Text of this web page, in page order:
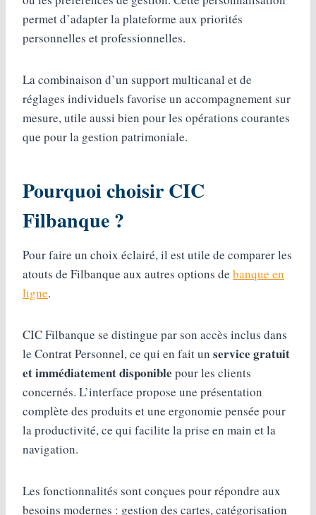
permet d’adapter la plateforme aux priorités
personnelles et professionnelles.
La combinaison d’un support multicanal et de
réglages individuels favorise un accompagnement sur
mesure, utile aussi bien pour les opérations courantes
que pour la gestion patrimoniale.
Pourquoi choisir CIC
Filbanque ?
Pour faire un choix éclairé, il est utile de comparer les
atouts de Filbanque aux autres options de banque en
ligne.
CIC Filbanque se distingue par son accès inclus dans
le Contrat Personnel, ce qui en fait un service gratuit
et immédiatement disponible pour les clients
concernés. L’interface propose une présentation
complète des produits et une ergonomie pensée pour
la productivité, ce qui facilite la prise en main et la
navigation.
Les fonctionnalités sont conçues pour répondre aux
besoins modernes : gestion des cartes, catégorisation